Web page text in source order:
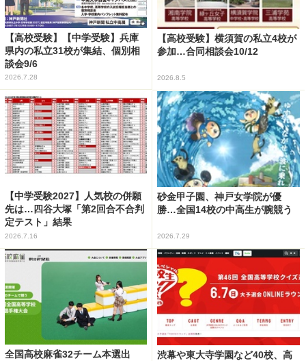
【高校受験】【中学受験】兵庫
県内の私立31校が集結、個別相
談会9/6
2026.7.28
【高校受験】横須賀の私立4校が
参加…合同相談会10/12
2026.8.5
【中学受験2027】人気校の併願
先は…四谷大塚「第2回合不合判
定テスト」結果
2026.7.16
砂金甲子園、神戸女学院が優
勝…全国14校の中高生が腕競う
2026.7.29
全国高校麻雀32チーム本選出
渋幕や東大寺学園など40校、高